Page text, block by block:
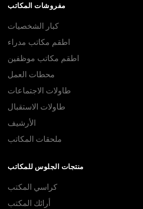
مفروشات المكاتب
كبار الشخصيات
اطقم مكاتب مدراء
اطقم مكاتب موظفين
محطات العمل
طاولات الاجتماعات
طاولات الاستقبال
الأرشيف
ملحقات المكاتب
منتجات الجلوس للمكاتب
كراسي المكتب
أرائك المكتب